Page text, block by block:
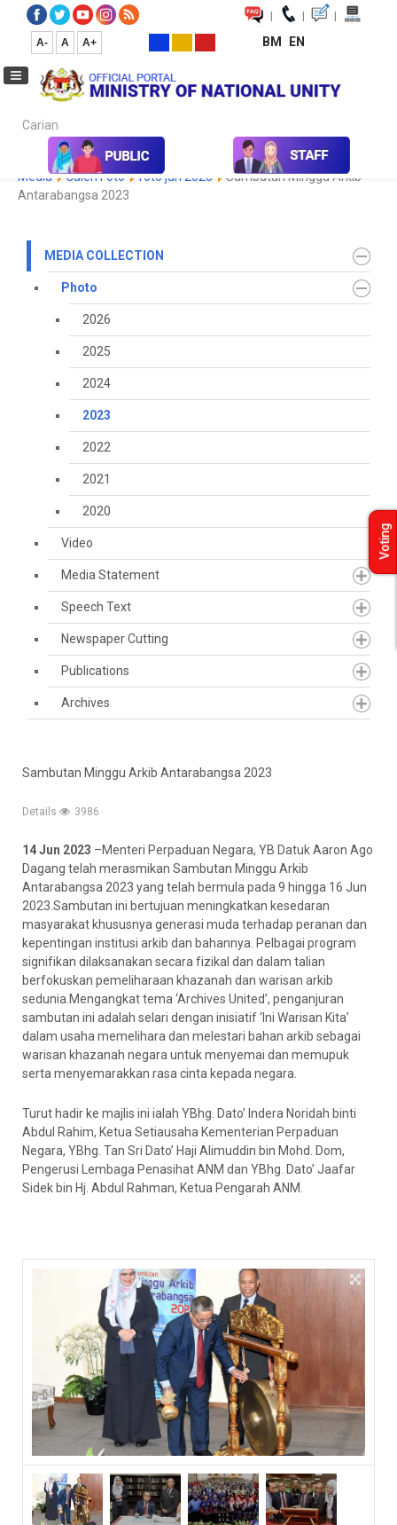
| | |
A- A A+ BM EN
Carian...
Media Media Collection Photo 2023
Koleksi
Media
Galeri Foto foto jun 2023
Sambutan Minggu Arkib
Antarabangsa 2023
MEDIA COLLECTION
Photo
2026
2025
2024
2023
2022
2021
2020
Video
Media Statement
Speech Text
Newspaper Cutting
Publications
Archives
Sambutan Minggu Arkib Antarabangsa 2023
Details 3986
14 Jun 2023 –Menteri Perpaduan Negara, YB Datuk Aaron Ago
Dagang telah merasmikan Sambutan Minggu Arkib
Antarabangsa 2023 yang telah bermula pada 9 hingga 16 Jun
2023.Sambutan ini bertujuan meningkatkan kesedaran
masyarakat khususnya generasi muda terhadap peranan dan
kepentingan institusi arkib dan bahannya. Pelbagai program
signifikan dilaksanakan secara fizikal dan dalam talian
berfokuskan pemeliharaan khazanah dan warisan arkib
sedunia.Mengangkat tema ‘Archives United’, penganjuran
sambutan ini adalah selari dengan inisiatif ‘Ini Warisan Kita’
dalam usaha memelihara dan melestari bahan arkib sebagai
warisan khazanah negara untuk menyemai dan memupuk
serta menyemarakkan rasa cinta kepada negara.
Turut hadir ke majlis ini ialah YBhg. Dato’ Indera Noridah binti
Abdul Rahim, Ketua Setiausaha Kementerian Perpaduan
Negara, YBhg. Tan Sri Dato’ Haji Alimuddin bin Mohd. Dom,
Pengerusi Lembaga Penasihat ANM dan YBhg. Dato’ Jaafar
Sidek bin Hj. Abdul Rahman, Ketua Pengarah ANM.
Voting